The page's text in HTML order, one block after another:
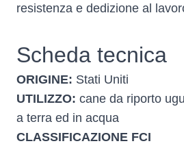
resistenza e dedizione al
Scheda tecnica
ORIGINE: Stati Uniti
UTILIZZO: cane da riporto
a terra ed in acqua
CLASSIFICAZIONE FCI